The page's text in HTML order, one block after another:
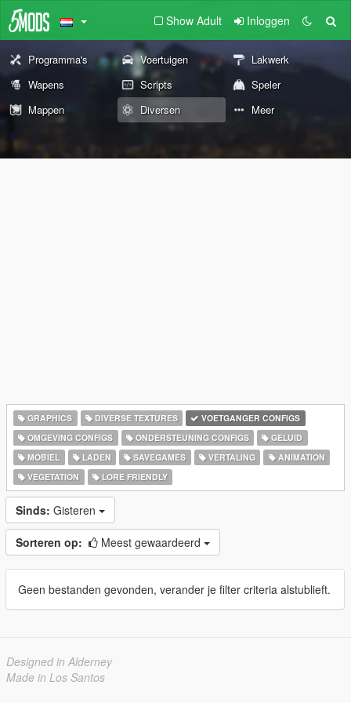
Show Adult Inloggen
Programma's Voertuigen
Lakwerk
Wapens
Scripts
Speler
Mappen
Diversen Meer
GRAPHICS DIVERSE TEXTURES
VOETGANGER CONFIGS
OMGEVING CONFIGS
ONDERSTEUNING CONFIGS
GELUID
MOBIEL
LADEN SAVEGAMES VERTALING
ANIMATION
VEGETATION
LORE FRIENDLY
Sinds: Gisteren
Sorteren op: Meest gewaardeerd
Geen bestanden gevonden, verander je filter criteria alstublieft.
Designed in Alderney
Made in Los Santos